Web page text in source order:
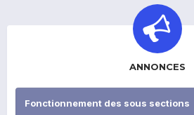
ANNONCES
Fonctionnement des sous sections